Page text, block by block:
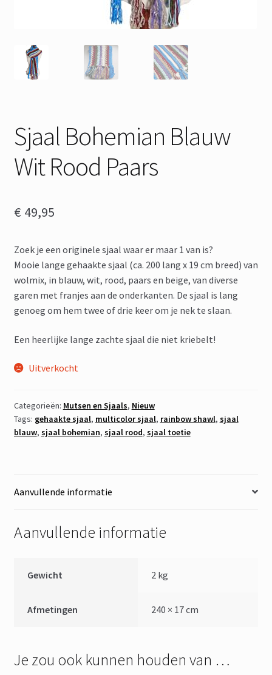
Sjaal Bohemian Blauw
Wit Rood Paars
€ 49,95
Zoek je een originele sjaal waar er maar 1 van is?
Mooie lange gehaakte sjaal (ca. 200 lang x 19 cm breed) van
wolmix, in blauw, wit, rood, paars en beige, van diverse
garen met franjes aan de onderkanten. De sjaal is lang
genoeg om hem twee of drie keer om je nek te slaan.
Een heerlijke lange zachte sjaal die niet kriebelt!
Uitverkocht
Categorieën: Mutsen en Sjaals, Nieuw
Tags: gehaakte sjaal, multicolor sjaal, rainbow shawl, sjaal
blauw, sjaal bohemian, sjaal rood, sjaal toetie
Aanvullende informatie
Aanvullende informatie
Gewicht 2 kg
Afmetingen 240 × 17 cm
Je zou ook kunnen houden van …